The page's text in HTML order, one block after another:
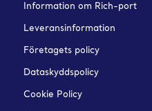
Information om Rich-port
Leveransinformation
Företagets policy
Dataskyddspolicy
Cookie Policy